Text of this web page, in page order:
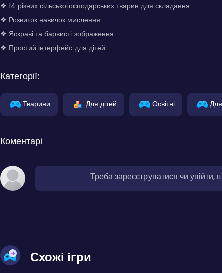
❖ 14 різних сільськогосподарських тварин для складання
❖ Розвиток навичок мислення
❖ Яскраві та барвисті зображення
❖ Простий інтерфейс для дітей
Категорії:
Тварини Для дітей Освітні
Коментарі
Треба зареєструватися чи
Схожі ігри